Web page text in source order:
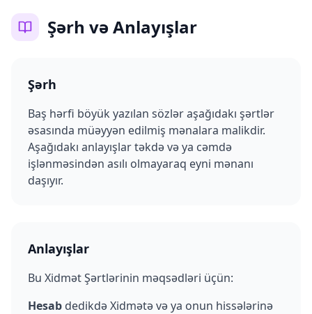
Şərh və Anlayışlar
Şərh
Baş hərfi böyük yazılan sözlər aşağıdakı şərtlər
əsasında müəyyən edilmiş mənalara malikdir.
Aşağıdakı anlayışlar təkdə və ya cəmdə
işlənməsindən asılı olmayaraq eyni mənanı
daşıyır.
Anlayışlar
Bu Xidmət Şərtlərinin məqsədləri üçün:
Hesab dedikdə Xidmətə və ya onun hissələrinə